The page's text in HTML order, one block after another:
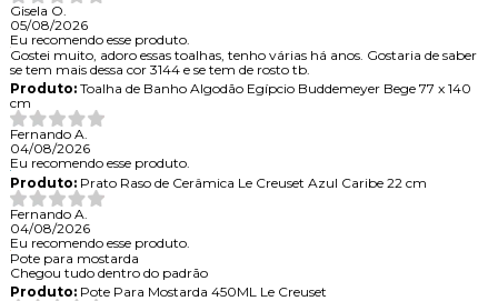
Gisela O.
05/08/2026
Eu recomendo esse produto.
Gostei muito, adoro essas toalhas, tenho várias há anos. Gostaria de saber
se tem mais dessa cor 3144 e se tem de rosto tb.
Produto:Toalha de Banho Algodão Egípcio Buddemeyer Bege 77 x 140
cm
Fernando A.
04/08/2026
Eu recomendo esse produto.
Produto:Prato Raso de Cerâmica Le Creuset Azul Caribe 22 cm
Fernando A.
04/08/2026
Eu recomendo esse produto.
Pote para mostarda
Chegou tudo dentro do padrão
Produto:Pote Para Mostarda 450ML Le Creuset